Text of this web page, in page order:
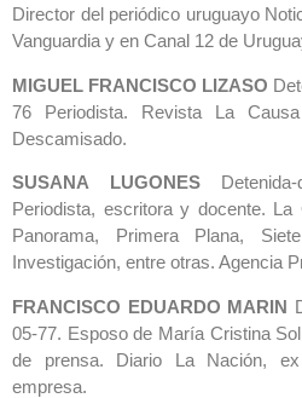
Director del periódico uruguayo
Vanguardia y en Canal 12 de
MIGUEL FRANCISCO LIZASO
76 Periodista. Revista La
Descamisado.
SUSANA LUGONESDetenida-
Periodista, escritora y docente. La
Panorama, Primera Plana,
Investigación, entre otras. Agencia
FRANCISCO EDUARDO MARIN
05-77. Esposo de María Cristina
de prensa. Diario La Nación,
empresa.